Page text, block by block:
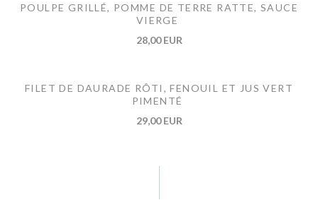
POULPE GRILLÉ, POMME DE TERRE RATTE, SAUCE
VIERGE
28,00 EUR
FILET DE DAURADE RÔTI, FENOUIL ET JUS VERT
PIMENTÉ
29,00 EUR